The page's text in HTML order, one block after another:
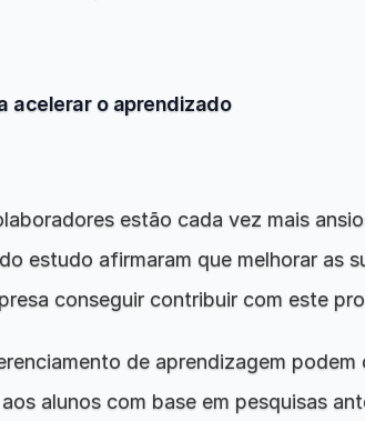
acelerar o aprendizado
estão cada vez mais
estudo afirmaram que melhorar as
conseguir contribuir com este
de aprendizagem
alunos com base em pesquisas